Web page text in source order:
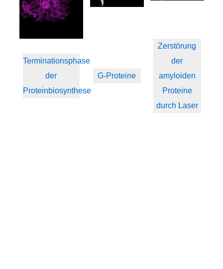
Terminationsphase
der
Proteinbiosynthese
G-Proteine
Zerstörung
der
amyloiden
Proteine
durch Laser